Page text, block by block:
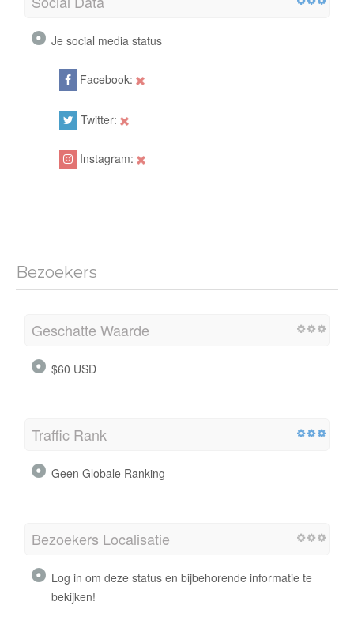
Je social media status
Facebook:
Twitter:
Instagram:
Bezoekers
Geschatte Waarde
$60 USD
Traffic Rank
Geen Globale Ranking
Bezoekers Localisatie
Log in om deze status en bijbehorende informatie te
bekijken!